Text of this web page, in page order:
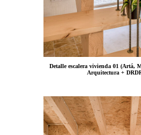
Detalle escalera vivienda 01 (Artá,
Arquitectura +